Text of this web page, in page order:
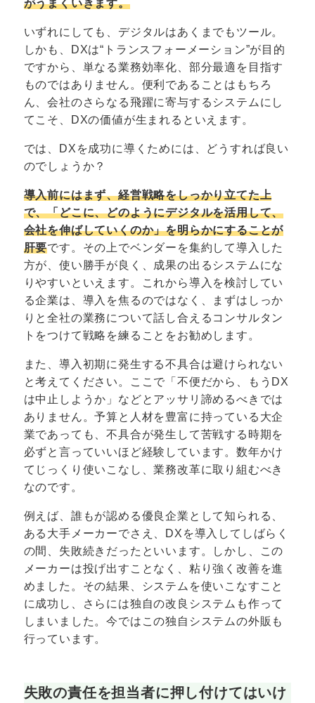
がうまくいきます。
いずれにしても、デジタルはあくまでもツール。
しかも、DXは“トランスフォーメーション”が目的
ですから、単なる業務効率化、部分最適を目指す
ものではありません。便利であることはもちろ
ん、会社のさらなる飛躍に寄与するシステムにし
てこそ、DXの価値が生まれるといえます。
では、DXを成功に導くためには、どうすれば良い
のでしょうか？
導入前にはまず、経営戦略をしっかり立てた上
で、「どこに、どのようにデジタルを活用して、
会社を伸ばしていくのか」を明らかにすることが
肝要です。その上でベンダーを集約して導入した
方が、使い勝手が良く、成果の出るシステムにな
りやすいといえます。これから導入を検討してい
る企業は、導入を焦るのではなく、まずはしっか
りと全社の業務について話し合えるコンサルタン
トをつけて戦略を練ることをお勧めします。
また、導入初期に発生する不具合は避けられない
と考えてください。ここで「不便だから、もうDX
は中止しようか」などとアッサリ諦めるべきでは
ありません。予算と人材を豊富に持っている大企
業であっても、不具合が発生して苦戦する時期を
必ずと言っていいほど経験しています。数年かけ
てじっくり使いこなし、業務改革に取り組むべき
なのです。
例えば、誰もが認める優良企業として知られる、
ある大手メーカーでさえ、DXを導入してしばらく
の間、失敗続きだったといいます。しかし、この
メーカーは投げ出すことなく、粘り強く改善を進
めました。その結果、システムを使いこなすこと
に成功し、さらには独自の改良システムも作って
しまいました。今ではこの独自システムの外販も
行っています。
失敗の責任を担当者に押し付けてはいけ